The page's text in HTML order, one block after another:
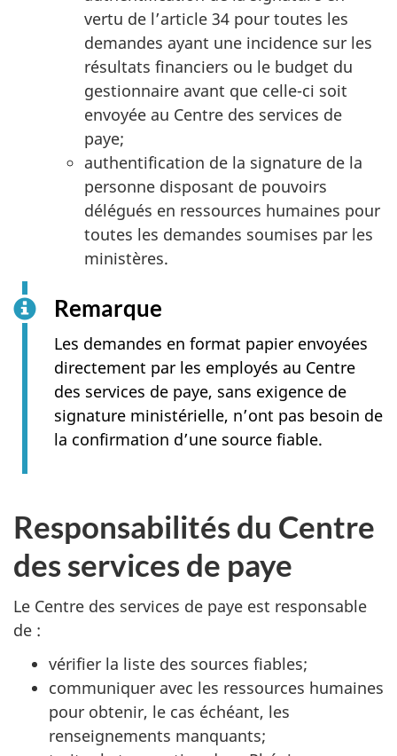
vertu de l’article 34 pour toutes les
demandes ayant une incidence sur les
résultats financiers ou le budget du
gestionnaire avant que celle-ci soit
envoyée au Centre des services de
paye;
authentification de la signature de la
personne disposant de pouvoirs
délégués en ressources humaines pour
toutes les demandes soumises par les
ministères.
Remarque
Les demandes en format papier envoyées
directement par les employés au Centre
des services de paye, sans exigence de
signature ministérielle, n’ont pas besoin de
la confirmation d’une source fiable.
Responsabilités du Centre
des services de paye
Le Centre des services de paye est responsable
de :
vérifier la liste des sources fiables;
communiquer avec les ressources humaines
pour obtenir, le cas échéant, les
renseignements manquants;